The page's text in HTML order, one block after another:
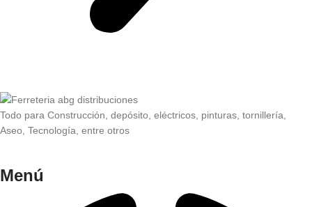
Todo para Construcción, depósito, eléctricos, pinturas, tornillería,
Aseo, Tecnología, entre otros
Menú